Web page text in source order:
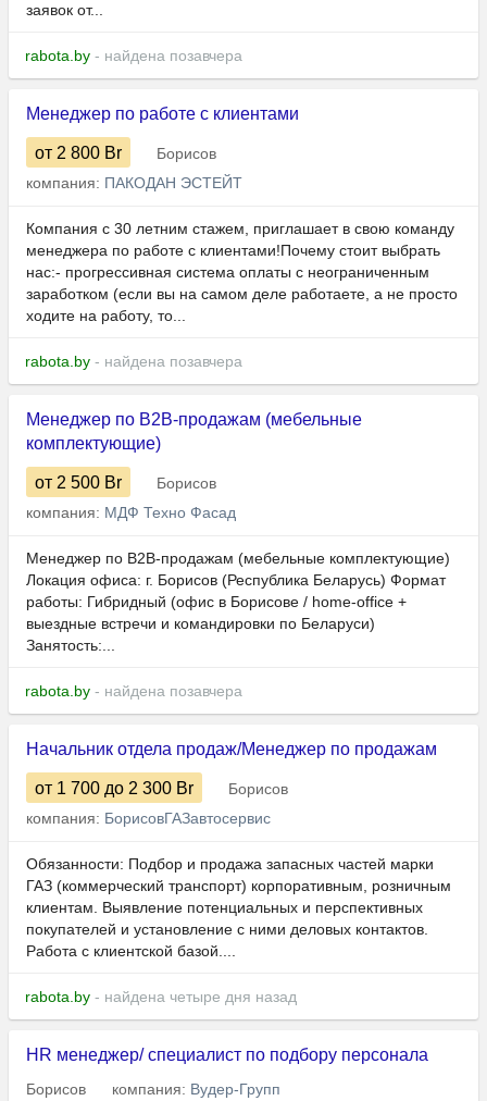
заявок от...
rabota.by - найдена позавчера
Менеджер по работе с клиентами
от 2 800 Br
Борисов
компания: ПАКОДАН ЭСТЕЙТ
Компания с 30 летним стажем, приглашает в свою команду
менеджера по работе с клиентами!Почему стоит выбрать
нас:- прогрессивная система оплаты с неограниченным
заработком (если вы на самом деле работаете, а не просто
ходите на работу, то...
rabota.by - найдена позавчера
Менеджер по B2B-продажам (мебельные
комплектующие)
от 2 500 Br
Борисов
компания: МДФ Техно Фасад
Менеджер по B2B-продажам (мебельные комплектующие)
Локация офиса: г. Борисов (Республика Беларусь) Формат
работы: Гибридный (офис в Борисове / home-office +
выездные встречи и командировки по Беларуси)
Занятость:...
rabota.by - найдена позавчера
Начальник отдела продаж/Менеджер по продажам
от 1 700 до 2 300 Br
Борисов
компания: БорисовГАЗавтосервис
Обязанности: Подбор и продажа запасных частей марки
ГАЗ (коммерческий транспорт) корпоративным, розничным
клиентам. Выявление потенциальных и перспективных
покупателей и установление с ними деловых контактов.
Работа с клиентской базой....
rabota.by - найдена четыре дня назад
HR менеджер/ специалист по подбору персонала
Борисов компания: Вудер-Групп